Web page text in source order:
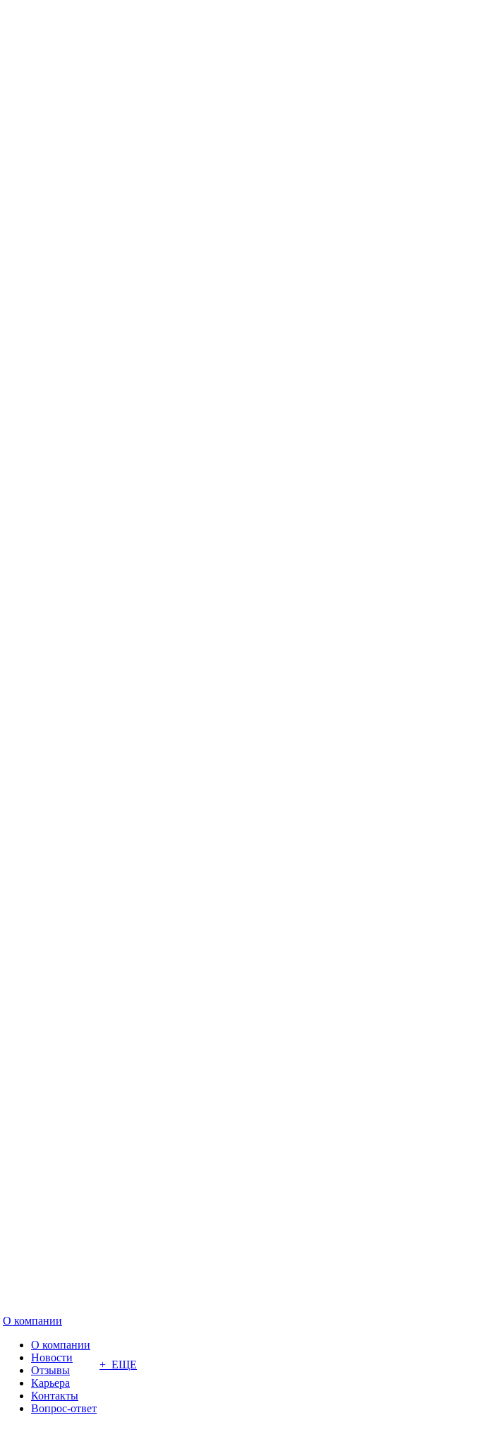
О компании
О компании
Новости
Отзывы
Карьера
Контакты
Вопрос-ответ
+ ЕЩЕ